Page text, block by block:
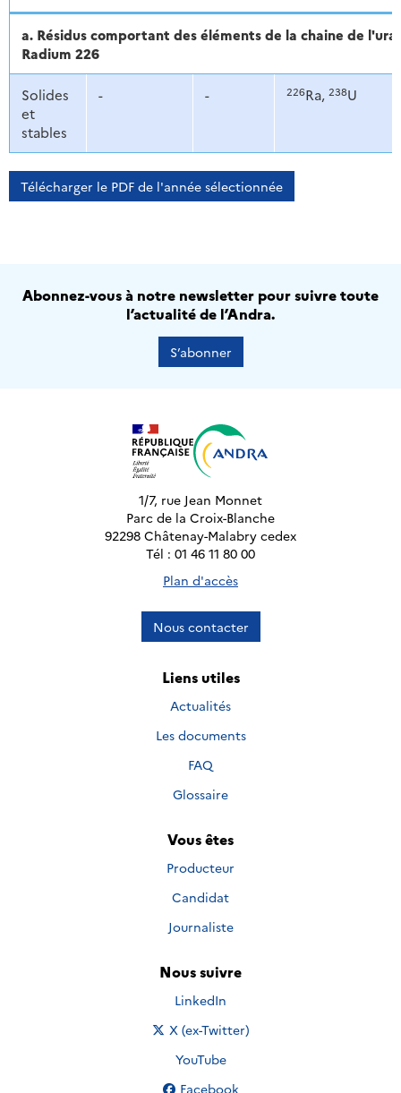
a. Résidus comportant des éléments de la chaine de
Radium 226
Solides
et
stables
- - 226Ra, 238U
Télécharger le PDF de l'année sélectionnée
Abonnez-vous à notre newsletter pour suivre toute
l’actualité de l’Andra.
S’abonner
1/7, rue Jean Monnet
Parc de la Croix-Blanche
92298 Châtenay-Malabry cedex
Tél : 01 46 11 80 00
Plan d'accès
Nous contacter
Liens utiles
Actualités
Les documents
FAQ
Glossaire
Vous êtes
Producteur
Candidat
Journaliste
Nous suivre
Nous suivre sur
LinkedIn
Nous suivre sur
X (ex-Twitter)
Nous suivre sur
YouTube
Nous suivre sur
Facebook